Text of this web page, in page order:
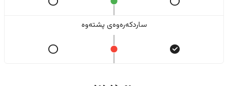
ساردکەرەوەی پشتەوە